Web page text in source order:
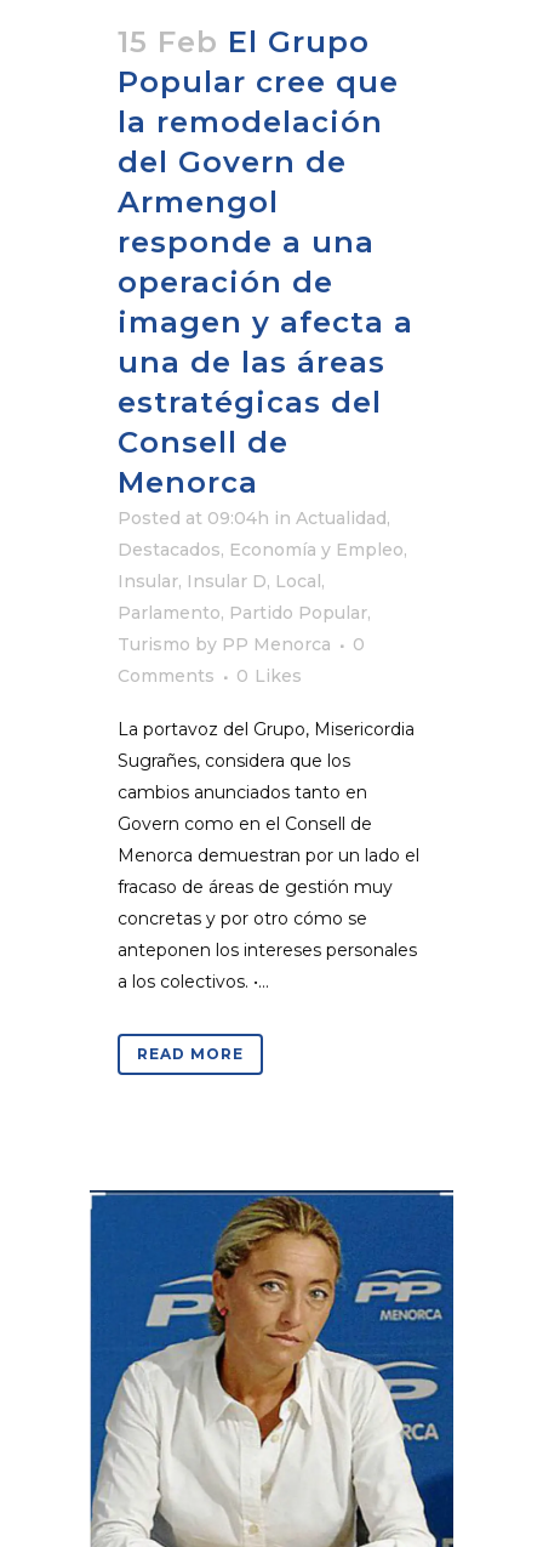
15 Feb El Grupo
Popular cree que
la remodelación
del Govern de
Armengol
responde a una
operación de
imagen y afecta a
una de las áreas
estratégicas del
Consell de
Menorca
Posted at 09:04h in Actualidad,
Destacados, Economía y Empleo,
Insular, Insular D, Local,
Parlamento, Partido Popular,
Turismo by PP Menorca
0
Comments
0 Likes
La portavoz del Grupo, Misericordia
Sugrañes, considera que los
cambios anunciados tanto en
Govern como en el Consell de
Menorca demuestran por un lado el
fracaso de áreas de gestión muy
concretas y por otro cómo se
anteponen los intereses personales
a los colectivos. •...
READ MORE